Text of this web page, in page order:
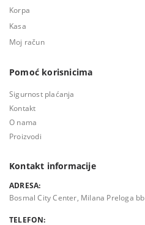
Korpa
Kasa
Moj račun
Pomoć korisnicima
Sigurnost plaćanja
Kontakt
O nama
Proizvodi
Kontakt informacije
ADRESA:
Bosmal City Center, Milana Preloga bb
TELEFON: